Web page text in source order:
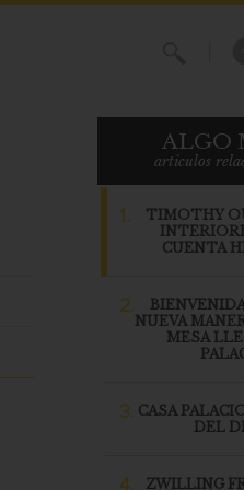
ALGO
articulos
1.
TIMOTHY
CUENTA
2.
NUEVA
MESA
3. CASA
DEL
4. ZWILLING